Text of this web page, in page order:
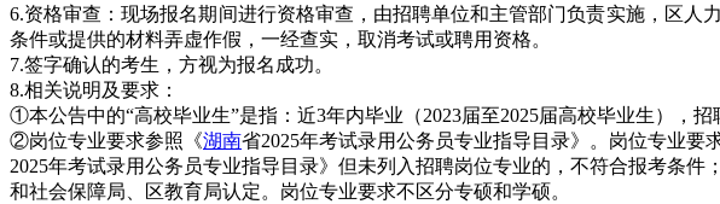
6.资格审查：现场报名期间进行资格审查，由招聘单位和主管部门负责实施，区
条件或提供的材料弄虚作假，一经查实，取消考试或聘用资格。
7.签字确认的考生，方视为报名成功。
8.相关说明及要求：
①本公告中的“高校毕业生”是指：近3年内毕业（2023届至2025届高校毕业生），招
②岗位专业要求参照《湖南省2025年考试录用公务员专业指导目录》。岗位专业
2025年考试录用公务员专业指导目录》但未列入招聘岗位专业的，不符合报考条件
和社会保障局、区教育局认定。岗位专业要求不区分专硕和学硕。